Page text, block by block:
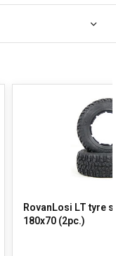
RovanLosi LT tyre
180x70 (2pc.)